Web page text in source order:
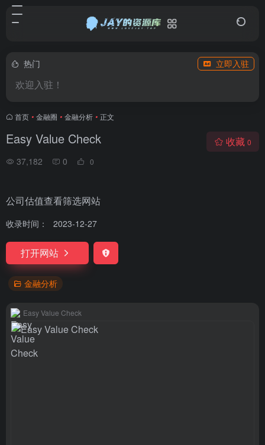
热门 立即入驻
欢迎入驻！
首页 • 金融圈 • 金融分析 • 正文
Easy Value Check
37,182 0 0
收藏 0
公司估值查看筛选网站
收录时间： 2023-12-27
打开网站
金融分析
Easy Value Check